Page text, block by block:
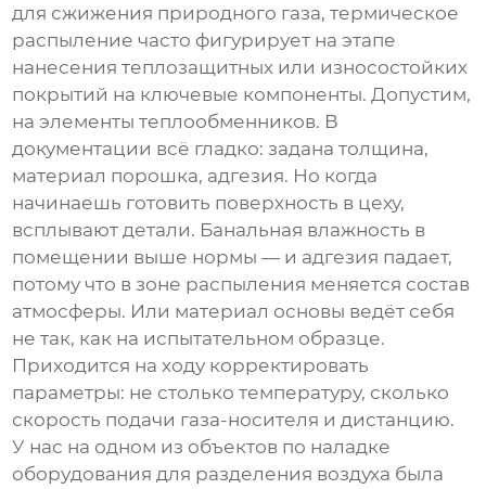
для сжижения природного газа, термическое
распыление часто фигурирует на этапе
нанесения теплозащитных или износостойких
покрытий на ключевые компоненты. Допустим,
на элементы теплообменников. В
документации всё гладко: задана толщина,
материал порошка, адгезия. Но когда
начинаешь готовить поверхность в цеху,
всплывают детали. Банальная влажность в
помещении выше нормы — и адгезия падает,
потому что в зоне распыления меняется состав
атмосферы. Или материал основы ведёт себя
не так, как на испытательном образце.
Приходится на ходу корректировать
параметры: не столько температуру, сколько
скорость подачи газа-носителя и дистанцию.
У нас на одном из объектов по наладке
оборудования для разделения воздуха была